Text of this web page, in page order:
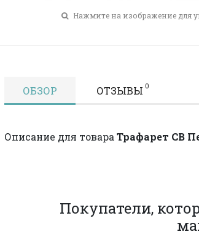
Нажмите на изображение для
ОБЗОР ОТЗЫВЫ 0
Описание для товара Трафарет CB
Покупатели,